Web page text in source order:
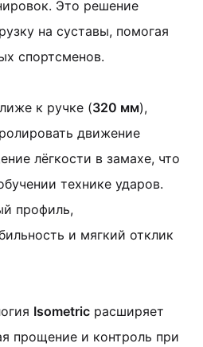
Это решение
на суставы, помогая
спортсменов.
к ручке (320 мм),
движение
лёгкости в замахе, что
технике ударов.
профиль,
и мягкий отклик
Isometric расширяет
прощение и контроль при